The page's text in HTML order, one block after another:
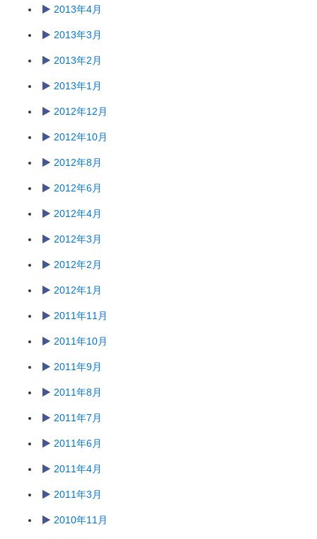
2013年4月
2013年3月
2013年2月
2013年1月
2012年12月
2012年10月
2012年8月
2012年6月
2012年4月
2012年3月
2012年2月
2012年1月
2011年11月
2011年10月
2011年9月
2011年8月
2011年7月
2011年6月
2011年4月
2011年3月
2010年11月